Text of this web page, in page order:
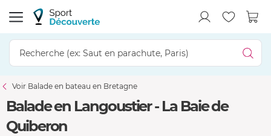
Voir Balade en bateau en Bretagne
Balade en Langoustier - La Baie de
Quiberon